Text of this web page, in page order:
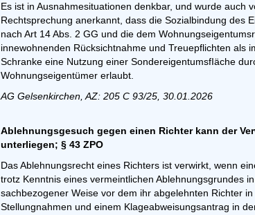
Es ist in Ausnahmesituationen denkbar, und wurde auch
Rechtsprechung anerkannt, dass die Sozialbindung des
nach Art 14 Abs. 2 GG und die dem
innewohnenden Rücksichtnahme und Treuepflichten als
Schranke eine Nutzung einer SondereigentumsfIäche
Wohnungseigentümer erlaubt.
AG Gelsenkirchen, AZ: 205 C 93/25, 30.01.2026
Ablehnungsgesuch gegen einen Richter kann der
unterliegen; § 43 ZPO
Das Ablehnungsrecht eines Richters ist verwirkt, wenn
trotz Kenntnis eines vermeintlichen Ablehnungsgrundes in
sachbezogener Weise vor dem ihr abgelehnten Richter
Stellungnahmen und einem Klageabweisungsantrag in